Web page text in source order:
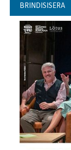
BRINDISISERA